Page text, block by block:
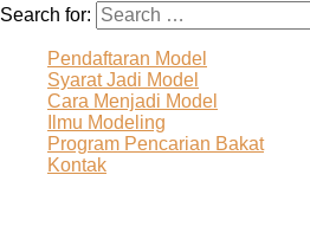
Search for:
Pendaftaran Model
Syarat Jadi Model
Cara Menjadi Model
Ilmu Modeling
Program Pencarian Bakat
Kontak